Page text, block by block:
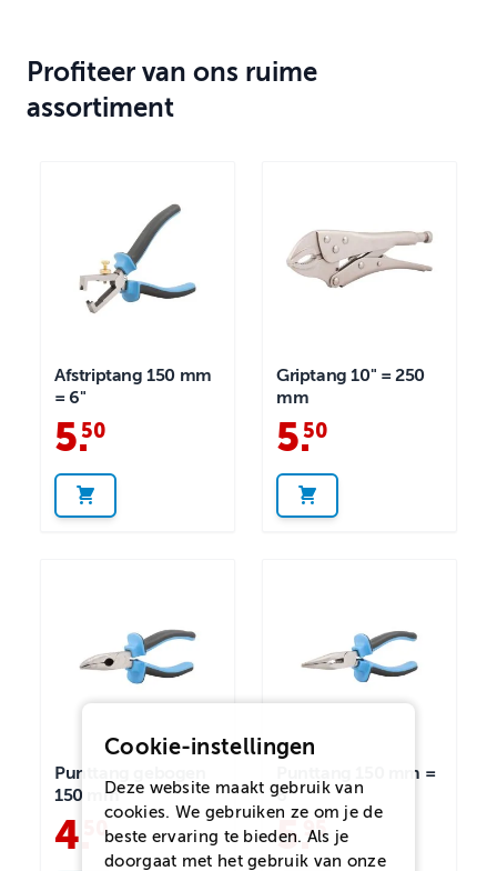
Profiteer van ons ruime
assortiment
Afstriptang 150 mm
= 6"
5.
50
Griptang 10" = 250
mm
5.
50
Punttang gebogen
150 mm
4 50
Punttang 150 mm =
6"
5.95
Cookie-instellingen
Deze website maakt gebruik van
cookies. We gebruiken ze om je de
beste ervaring te bieden. Als je
doorgaat met het gebruik van onze